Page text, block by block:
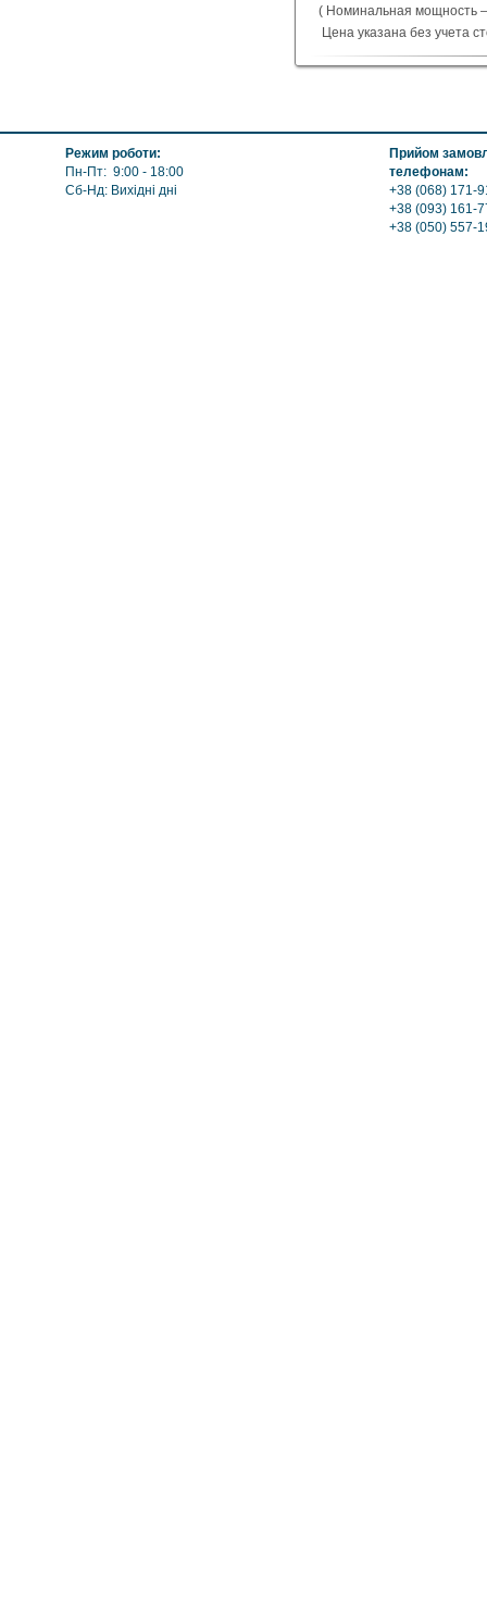
( Номинальная мощность
Цена указана без учета
Режим роботи:
Пн-Пт: 9:00 - 18:00
Сб-Нд: Вихідні дні
Прийом
телефонам:
+38 (068) 171-
+38 (093) 161-
+38 (050) 557-